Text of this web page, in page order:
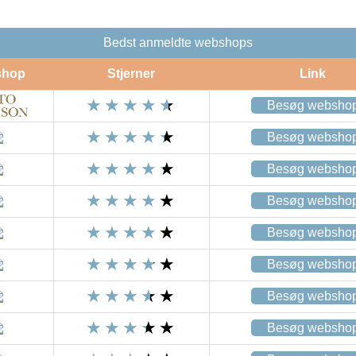
Bedst anmeldte webshops
Stjerner Link
Besøg
Besøg
Besøg
Besøg
Besøg
Besøg
Besøg
Besøg